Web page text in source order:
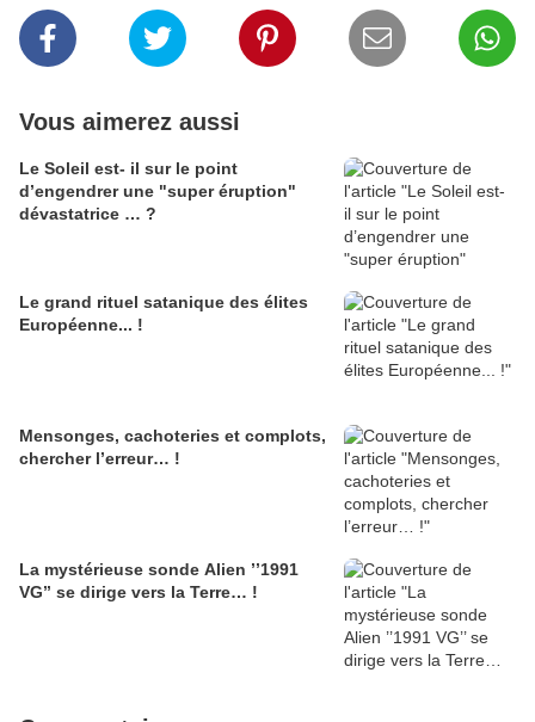
Vous aimerez aussi
Le Soleil est- il sur le point
d’engendrer une "super éruption"
dévastatrice … ?
Le grand rituel satanique des élites
Européenne... !
Mensonges, cachoteries et complots,
chercher l’erreur… !
La mystérieuse sonde Alien ’’1991
VG’’ se dirige vers la Terre… !